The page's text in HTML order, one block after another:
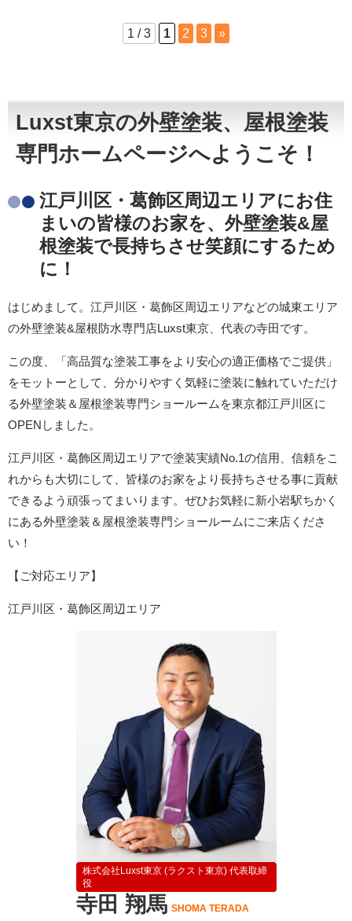
1 / 3 1 2 3 »
Luxst東京の外壁塗装、屋根塗装
専門ホームページへようこそ！
江戸川区・葛飾区周辺エリアにお住
まいの皆様のお家を、外壁塗装&屋
根塗装で長持ちさせ笑顔にするため
に！
はじめまして。江戸川区・葛飾区周辺エリアなどの城東エリア
の外壁塗装&屋根防水専門店Luxst東京、代表の寺田です。
この度、「高品質な塗装工事をより安心の適正価格でご提供」
をモットーとして、分かりやすく気軽に塗装に触れていただけ
る外壁塗装＆屋根塗装専門ショールームを東京都江戸川区に
OPENしました。
江戸川区・葛飾区周辺エリアで塗装実績No.1の信用、信頼をこ
れからも大切にして、皆様のお家をより長持ちさせる事に貢献
できるよう頑張ってまいります。ぜひお気軽に新小岩駅ちかく
にある外壁塗装＆屋根塗装専門ショールームにご来店くださ
い！
【ご対応エリア】
江戸川区・葛飾区周辺エリア
株式会社Luxst東京 (ラクスト東京) 代表取締
役
寺田 翔馬 SHOMA TERADA